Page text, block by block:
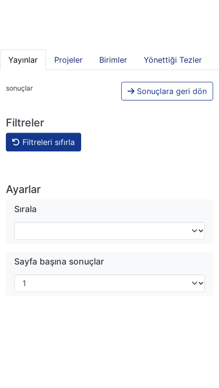
Yayınlar Projeler Birimler Yönettiği Tezler
sonuçlar Sonuçlara geri dön
Filtreler
Filtreleri sıfırla
Ayarlar
Sırala
Sayfa başına sonuçlar